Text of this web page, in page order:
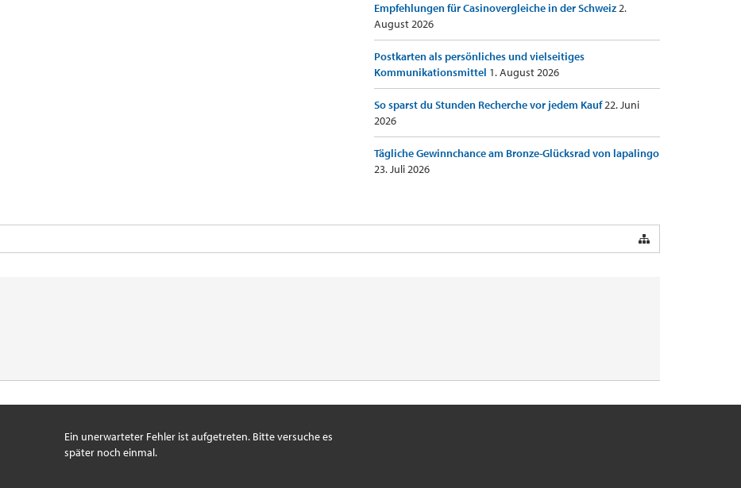
Empfehlungen für Casinovergleiche in der Schweiz2.
August 2026
Postkarten als persönliches und vielseitiges
Kommunikationsmittel 1. August 2026
So sparst du Stunden Recherche vor jedem Kauf22. Juni
2026
Tägliche Gewinnchance am Bronze-Glücksrad von lapalingo
23. Juli 2026
Ein unerwarteter Fehler ist aufgetreten. Bitte versuche es
später noch einmal.